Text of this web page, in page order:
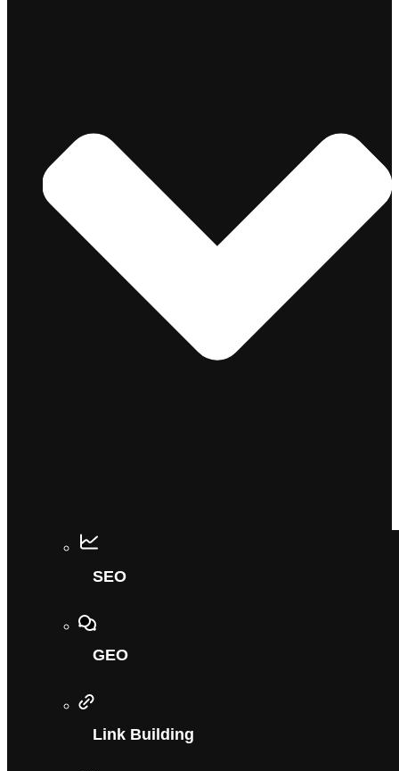
SEO
GEO
Link Building